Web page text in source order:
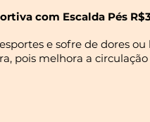
com Escalda Pés
e sofre de dores
pois melhora a